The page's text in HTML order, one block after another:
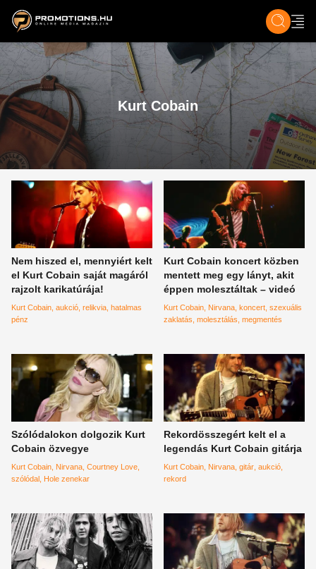
ZENE, FILM & KULT ÉLET TECH &
Kurt Cobain
Nem hiszed el, mennyiért kelt
el Kurt Cobain saját magáról
rajzolt karikatúrája!
Kurt Cobain aukció relikvia hatalmas
pénz
Kurt Cobain koncert közben
mentett meg egy lányt, akit
éppen molesztáltak – videó
Kurt Cobain Nirvana koncert szexuális
zaklatás molesztálás megmentés
Szólódalokon dolgozik Kurt
Cobain özvegye
Kurt Cobain Nirvana Courtney Love
szólódal Hole zenekar
Rekordösszegért kelt el a
legendás Kurt Cobain gitárja
Kurt Cobain Nirvana gitár aukció
rekord